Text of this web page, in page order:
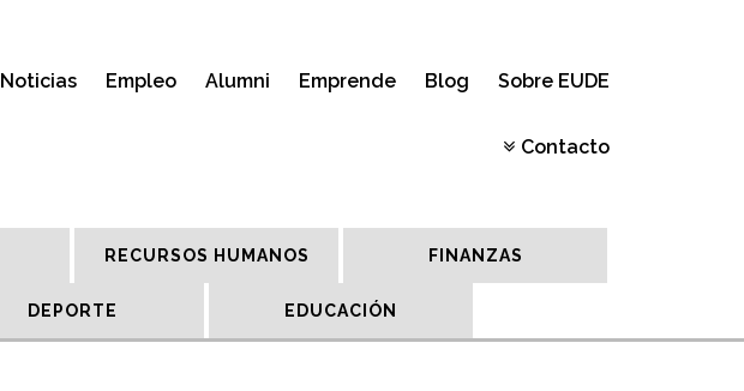
Noticias Empleo Alumni Emprende Blog Sobre EUDE
Contacto
RECURSOS HUMANOS FINANZAS
DEPORTE EDUCACIÓN